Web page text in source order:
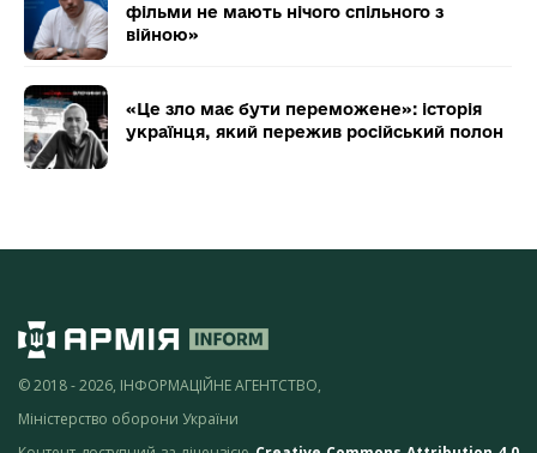
фільми не мають нічого спільного з
війною»
«Це зло має бути переможене»: історія
українця, який пережив російський полон
© 2018 - 2026, ІНФОРМАЦІЙНЕ АГЕНТСТВО,
Міністерство оборони України